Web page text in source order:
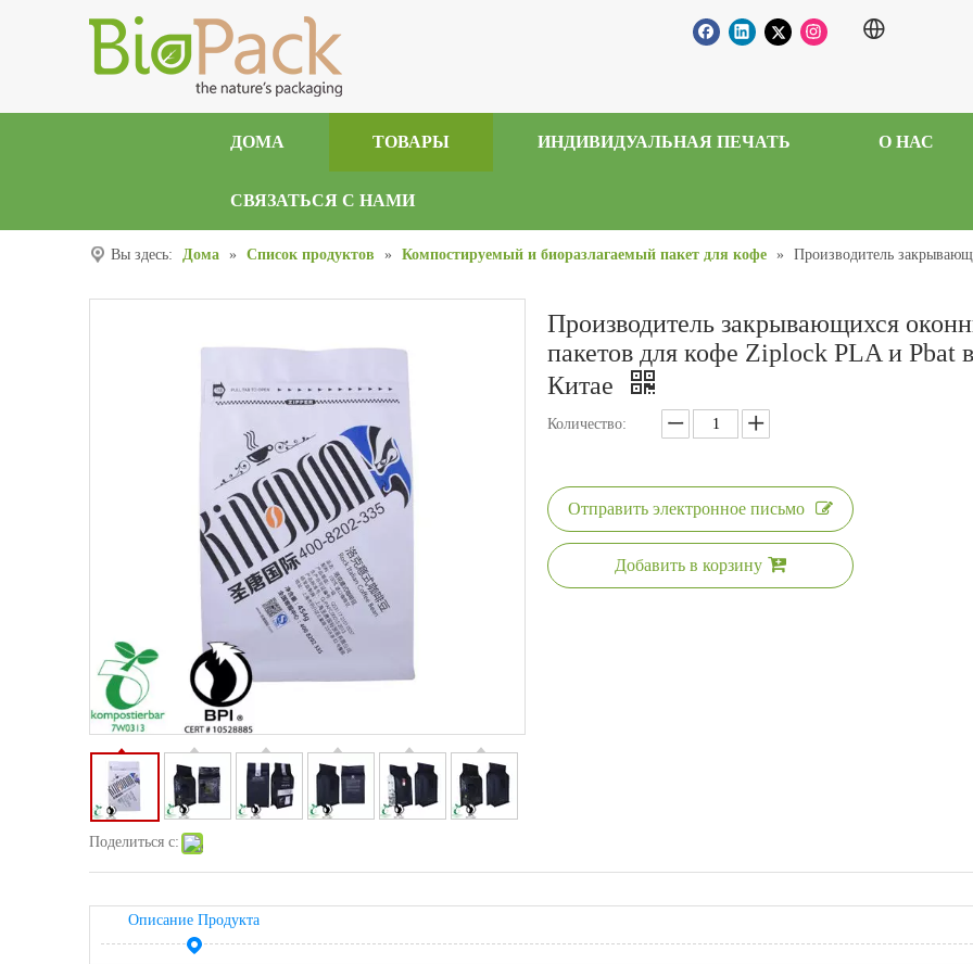
ДОМА ТОВАРЫ ИНДИВИДУАЛЬНАЯ ПЕЧАТЬ О НАС
СВЯЗАТЬСЯ С НАМИ
Вы здесь: Дома » Список продуктов » Компостируемый и биоразлагаемый пакет для кофе » Производитель
Поделиться с:
Производитель закрывающихся
пакетов для кофе Ziplock PLA и Pbat в
Китае
Количество:
Отправить электронное письмо
Добавить в корзину
Описание Продукта